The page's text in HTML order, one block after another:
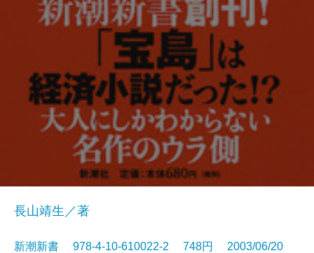
長山靖生／著
新潮新書 978-4-10-610022-2 748円 2003/06/20